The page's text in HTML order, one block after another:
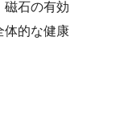
磁石の有効
体的な健康